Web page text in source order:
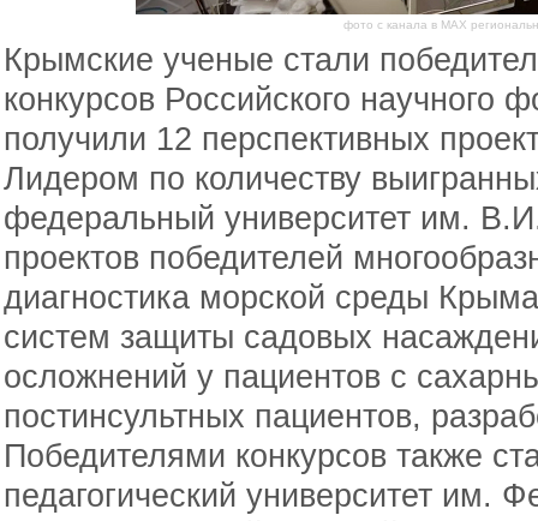
фото с канала в МАХ
Крымские ученые стали
конкурсов Российского
получили 12 перспективных
Лидером по количеству
федеральный университет им.
проектов победителей
диагностика морской среды
систем защиты садовых
осложнений у пациентов с
постинсультных пациентов,
Победителями конкурсов также
педагогический университет им.